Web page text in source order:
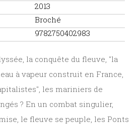
2013
Broché
9782750402983
la conquête du fleuve, "la
à vapeur construit en France,
les mariniers de
? En un combat singulier,
le fleuve se peuple, les Ponts